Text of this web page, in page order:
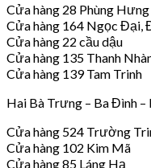
Cửa hàng 28 Phùng
Cửa hàng 164 Ngọc Đại,
Cửa hàng 22 cầu dậu
Cửa hàng 135 Thanh
Cửa hàng 139 Tam Trinh
Hai Bà Trưng – Ba Đình –
Cửa hàng 524 Trường
Cửa hàng 102 Kim Mã
Cửa hàng 85 Láng Hạ